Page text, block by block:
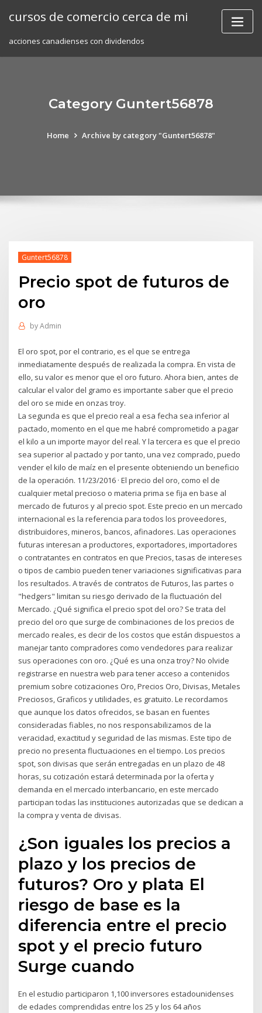
cursos de comercio cerca de mi
acciones canadienses con dividendos
Category Guntert56878
Home Archive by category "Guntert56878"
Guntert56878
Precio spot de futuros de
oro
byAdmin
El oro spot, por el contrario, es el que se entrega
inmediatamente después de realizada la compra. En vista de
ello, su valor es menor que el oro futuro. Ahora bien, antes de
calcular el valor del gramo es importante saber que el precio
del oro se mide en onzas troy.
La segunda es que el precio real a esa fecha sea inferior al
pactado, momento en el que me habré comprometido a pagar
el kilo a un importe mayor del real. Y la tercera es que el precio
sea superior al pactado y por tanto, una vez comprado, puedo
vender el kilo de maíz en el presente obteniendo un beneficio
de la operación. 11/23/2016 · El precio del oro, como el de
cualquier metal precioso o materia prima se fija en base al
mercado de futuros y al precio spot. Este precio en un mercado
internacional es la referencia para todos los proveedores,
distribuidores, mineros, bancos, afinadores. Las operaciones
futuras interesan a productores, exportadores, importadores
o contratantes en contratos en que Precios, tasas de intereses
o tipos de cambio pueden tener variaciones significativas para
los resultados. A través de contratos de Futuros, las partes o
"hedgers" limitan su riesgo derivado de la fluctuación del
Mercado. ¿Qué significa el precio spot del oro? Se trata del
precio del oro que surge de combinaciones de los precios de
mercado reales, es decir de los costos que están dispuestos a
manejar tanto compradores como vendedores para realizar
sus operaciones con oro. ¿Qué es una onza troy? No olvide
registrarse en nuestra web para tener acceso a contenidos
premium sobre cotizaciones Oro, Precios Oro, Divisas, Metales
Preciosos, Graficos y utilidades, es gratuito. Le recordamos
que aunque los datos ofrecidos, se basan en fuentes
consideradas fiables, no nos responsabilizamos de la
veracidad, exactitud y seguridad de las mismas. Este tipo de
precio no presenta fluctuaciones en el tiempo. Los precios
spot, son divisas que serán entregadas en un plazo de 48
horas, su cotización estará determinada por la oferta y
demanda en el mercado interbancario, en este mercado
participan todas las instituciones autorizadas que se dedican a
la compra y venta de divisas.
¿Son iguales los precios a
plazo y los precios de
futuros? Oro y plata El
riesgo de base es la
diferencia entre el precio
spot y el precio futuro
Surge cuando
En el estudio participaron 1,100 inversores estadounidenses
de edades comprendidas entre los 25 y los 64 años